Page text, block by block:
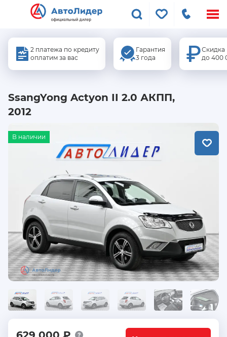
2 платежа по кредиту
оплатим за вас
Гарантия
3 года
Скидка
до 400
SsangYong Actyon II 2.0 АКПП,
2012
В наличии